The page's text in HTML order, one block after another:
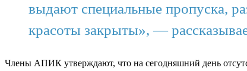
выдают специальные пропуска,
красоты закрыты», —
Члены АПИК утверждают, что на сегодняшний день